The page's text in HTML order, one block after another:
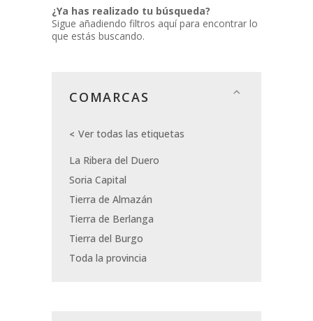
¿Ya has realizado tu búsqueda?
Sigue añadiendo filtros aquí para encontrar lo
que estás buscando.
COMARCAS
Ver todas las etiquetas
La Ribera del Duero
Soria Capital
Tierra de Almazán
Tierra de Berlanga
Tierra del Burgo
Toda la provincia